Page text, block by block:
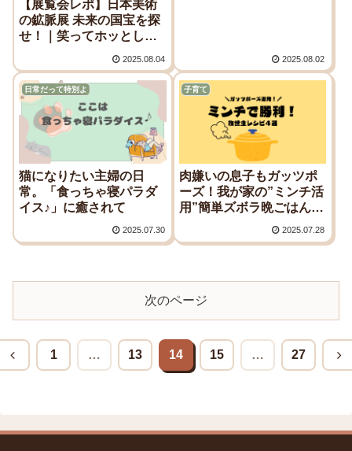
【展覧会レポ】日本美術
の鉱脈展 未来の国宝を探
せ！｜笑ってホッとして
心がじんわりした日
2025.08.04 2025.08.02
日常だって特別よ
猫になりたい主婦の日
常。「食っちゃ寝パラダ
イス♪」に癒されて
2025.07.30
子育て
肉嫌いの息子もガッツポ
ーズ！我が家の”ミンチ活
用”簡単ズボラ晩ごはん４
2025.07.28
次のページ
前
へ
1 … 13 14 15 … 27
次
へ